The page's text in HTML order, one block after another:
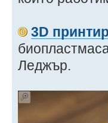
3D
Леджър.